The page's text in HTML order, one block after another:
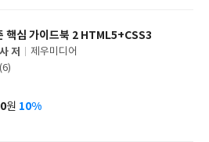
핵심 가이드북 2 HTML5+CSS3
저
제우미디어
(6)
원 10%